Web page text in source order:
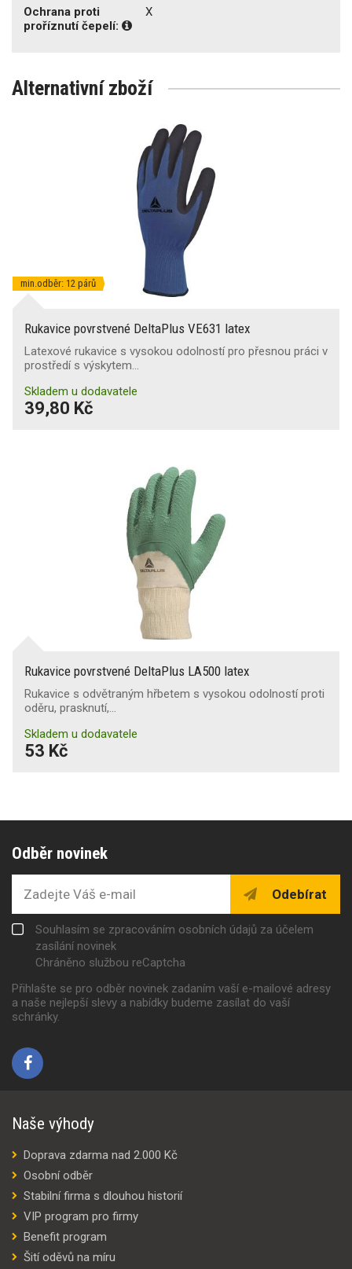
Ochrana proti
proříznutí čepelí:
X
Alternativní zboží
min.odběr: 12 párů
Rukavice povrstvené DeltaPlus VE631 latex
Latexové rukavice s vysokou odolností pro přesnou práci v
prostředí s výskytem…
Skladem u dodavatele
39,80 Kč
Rukavice povrstvené DeltaPlus LA500 latex
Rukavice s odvětraným hřbetem s vysokou odolností proti
oděru, prasknutí,…
Skladem u dodavatele
53 Kč
Odběr novinek
Odebírat
Souhlasím se zpracováním osobních údajů za účelem
zasílání novinek
Chráněno službou reCaptcha
Přihlašte se pro odběr novinek zadaním vaší e-mailové adresy
a naše nejlepší slevy a nabídky budeme zasílat do vaší
schránky.
Naše výhody
Doprava zdarma nad 2.000 Kč
Osobní odběr
Stabilní firma s dlouhou historií
VIP program pro firmy
Benefit program
Šití oděvů na míru